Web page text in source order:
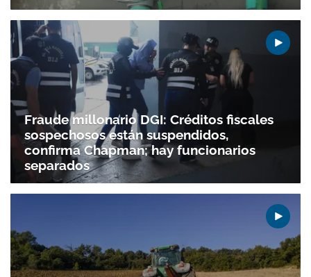
Fraude millonario DGI: Créditos fiscales
sospechosos están suspendidos,
confirma Chapman; hay funcionarios
separados